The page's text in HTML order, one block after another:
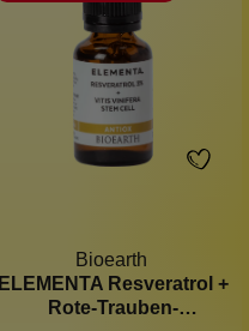
Bioearth
ELEMENTA Resveratrol +
Rote-Trauben-